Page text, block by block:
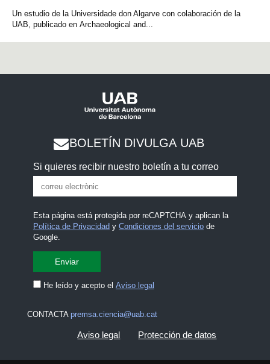
Un estudio de la Universidade don Algarve con colaboración de la
UAB, publicado en Archaeological and...
BOLETÍN DIVULGA UAB
Si quieres recibir nuestro boletín a tu correo
Esta página está protegida por reCAPTCHA y aplican la
Política de Privacidad y Condiciones del serviciode
Google.
He leído y acepto el Aviso legal
CONTACTA premsa.ciencia@uab.cat
Aviso legal Protección de datos